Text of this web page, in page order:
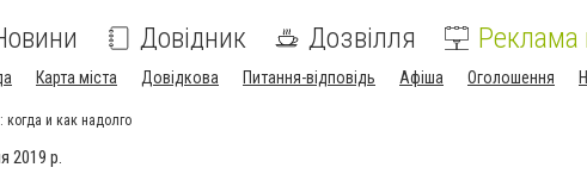
Довідник Дозвілля Реклама
Карта міста Довідкова Питання-відповідь Афіша Оголошення
когда и как надолго
2019 р.